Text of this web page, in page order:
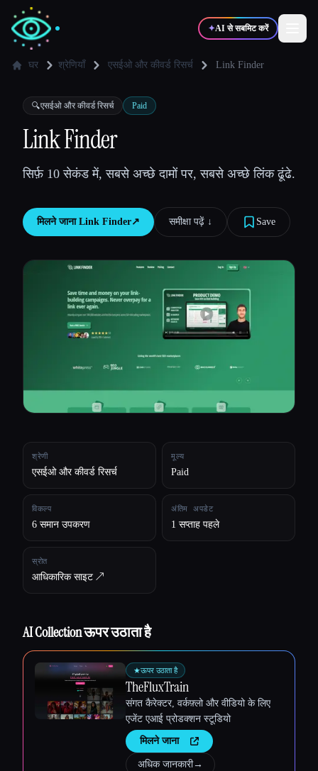
✦AI से सबमिट करें
✍️लेखक
💻
टूल्स की तुलना करें
घर श्रेणियाँ एसईओ और कीवर्ड रिसर्च Link Finder
🔍एसईओ और कीवर्ड रिसर्च Paid
Link Finder
सिर्फ़ 10 सेकंड में, सबसे अच्छे दामों पर, सबसे अच्छे लिंक ढूंढे.
मिलने जाना Link Finder↗︎ समीक्षा पढ़ें ↓︎ Save
श्रेणी
एसईओ और कीवर्ड रिसर्च
मूल्य
Paid
विकल्प
6 समान उपकरण
अंतिम अपडेट
1 सप्ताह पहले
स्रोत
आधिकारिक साइट ↗︎
AI Collection ऊपर उठाता है
★ऊपर उठाता है
TheFluxTrain
संगत कैरेक्टर, वर्कफ़्लो और वीडियो के लिए
एजेंट एआई प्रोडक्शन स्टूडियो
मिलने जाना
अधिक जानकारी→